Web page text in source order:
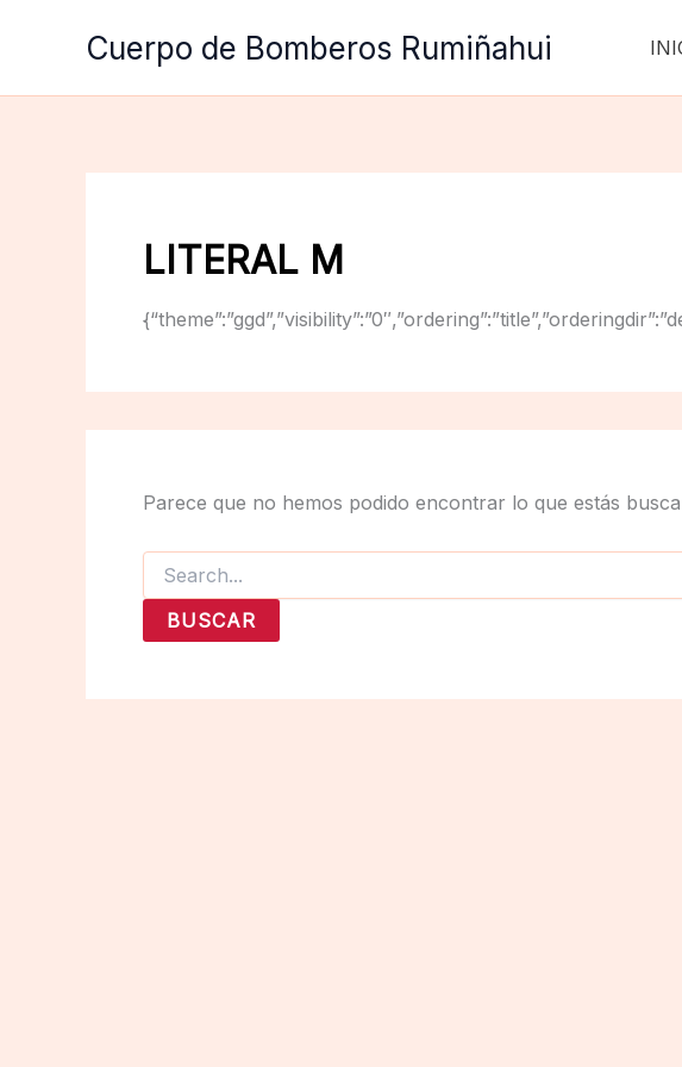
Cuerpo de Bomberos Rumiñahui
LITERAL M
Parece que no hemos podido encontrar lo que estás
Buscar
por: